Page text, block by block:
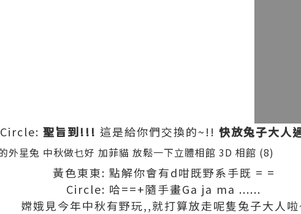
Circle: 聖旨到!!! 這是給你們交換的~!! 快放兔子大人
黃色東東: 點解你會有d咁既野系手既 = =
Circle: 哈==+隨手畫Ga ja ma ......
嫦娥見今年中秋有野玩,,就打算放走呢隻兔子大人啦